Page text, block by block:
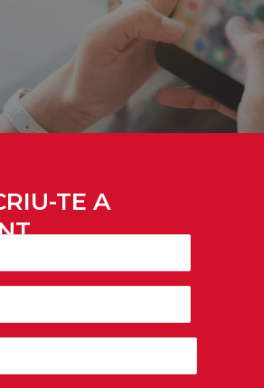
TE A